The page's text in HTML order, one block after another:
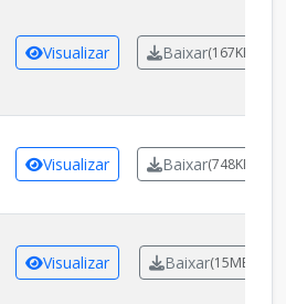
Visualizar Baixar(167KB)
Visualizar Baixar(748KB)
Visualizar Baixar(15MB)